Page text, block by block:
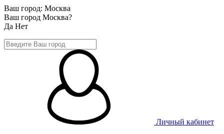
Ваш город: Москва
Ваш город Москва?
Да Нет
Личный кабинет